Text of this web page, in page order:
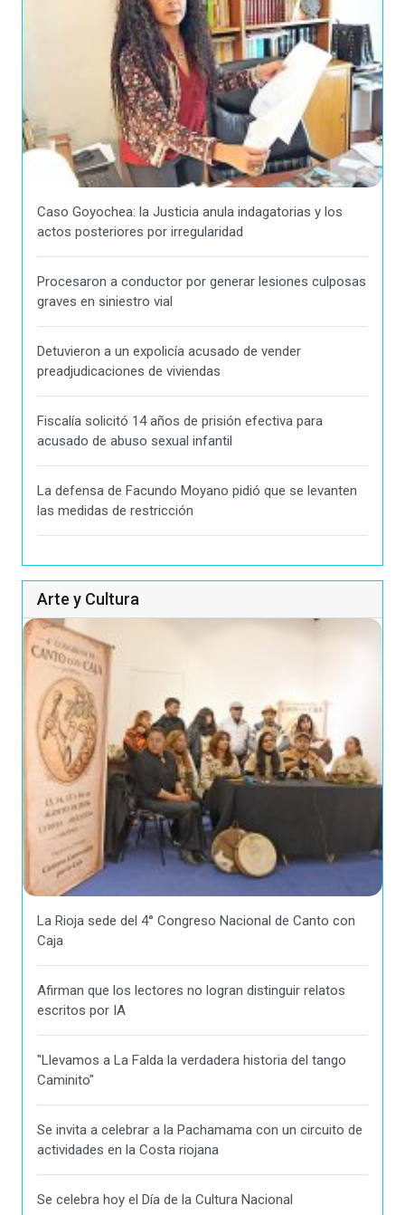
Caso Goyochea: la Justicia anula indagatorias y los
actos posteriores por irregularidad
Procesaron a conductor por generar lesiones culposas
graves en siniestro vial
Detuvieron a un expolicía acusado de vender
preadjudicaciones de viviendas
Fiscalía solicitó 14 años de prisión efectiva para
acusado de abuso sexual infantil
La defensa de Facundo Moyano pidió que se levanten
las medidas de restricción
Arte y Cultura
La Rioja sede del 4° Congreso Nacional de Canto con
Caja
Afirman que los lectores no logran distinguir relatos
escritos por IA
"Llevamos a La Falda la verdadera historia del tango
Caminito"
Se invita a celebrar a la Pachamama con un circuito de
actividades en la Costa riojana
Se celebra hoy el Día de la Cultura Nacional